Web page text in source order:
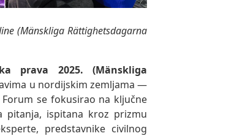
(Mänskliga Rättighetsdagarna
prava 2025. (Mänskliga
u nordijskim zemljama —
Forum se fokusirao na ključne
pitanja, ispitana kroz prizmu
predstavnike civilnog